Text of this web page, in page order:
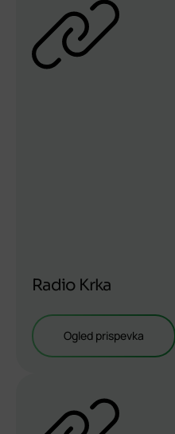
Radio Krka
Ogled prispevka